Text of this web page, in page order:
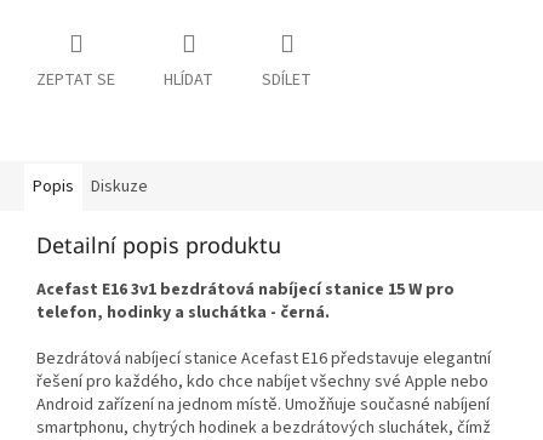
ZEPTAT SE HLÍDAT SDÍLET
Popis Diskuze
Detailní popis produktu
Acefast E16 3v1 bezdrátová nabíjecí stanice 15 W pro
telefon, hodinky a sluchátka - černá.
Bezdrátová nabíjecí stanice Acefast E16 představuje elegantní
řešení pro každého, kdo chce nabíjet všechny své Apple nebo
Android zařízení na jednom místě. Umožňuje současné nabíjení
smartphonu, chytrých hodinek a bezdrátových sluchátek, čímž